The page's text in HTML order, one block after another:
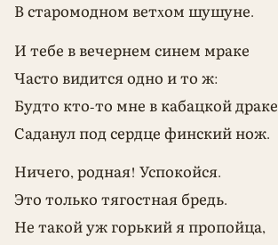
В старомодном ветxом шушуне.
И тебе в вечернем синем мраке
Часто видится одно и то ж:
Будто кто-то мне в кабацкой драке
Саданул под сердце финский нож.
Ничего, родная! Успокойся.
Это только тягостная бредь.
Не такой уж горький я пропойца,